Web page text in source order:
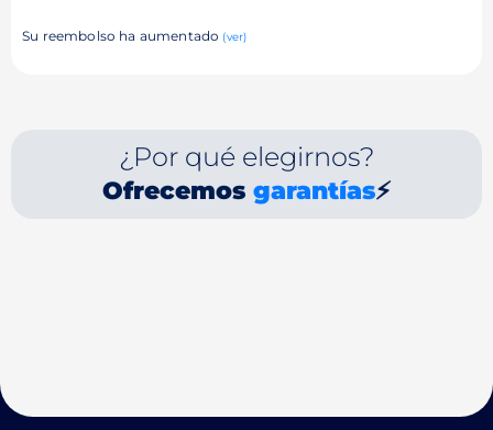
Su reembolso ha aumentado (ver)
¿Por qué elegirnos?
Ofrecemos garantías⚡